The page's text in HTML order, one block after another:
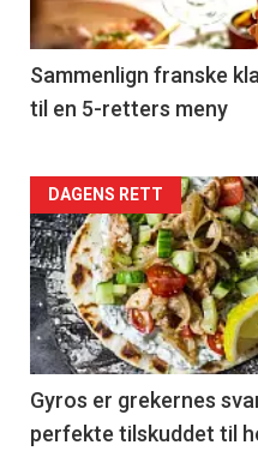
-
5
Sammenlign franske
til en 5-retters meny
Forsiden
akkurat
nå
-
6
DAGENS RETT
Gyros er grekernes
perfekte tilskuddet til